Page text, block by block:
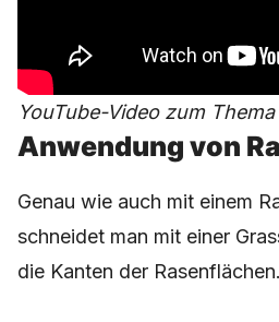
YouTube-Video zum
Anwendung von
Genau wie auch mit einem
schneidet man mit einer
die Kanten der Rasenflächen.